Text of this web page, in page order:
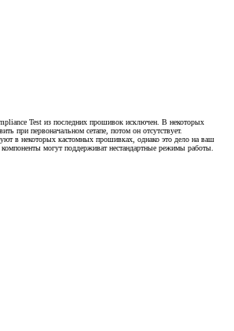
Test из последних прошивок исключен. В некоторых
при первоначальном сетапе, потом он отсутствует.
в некоторых кастомных прошивках, однако это дело на ваш
могут поддерживат нестандартные режимы работы.